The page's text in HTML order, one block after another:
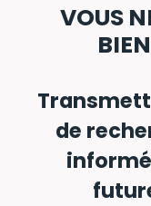
VOUS
de